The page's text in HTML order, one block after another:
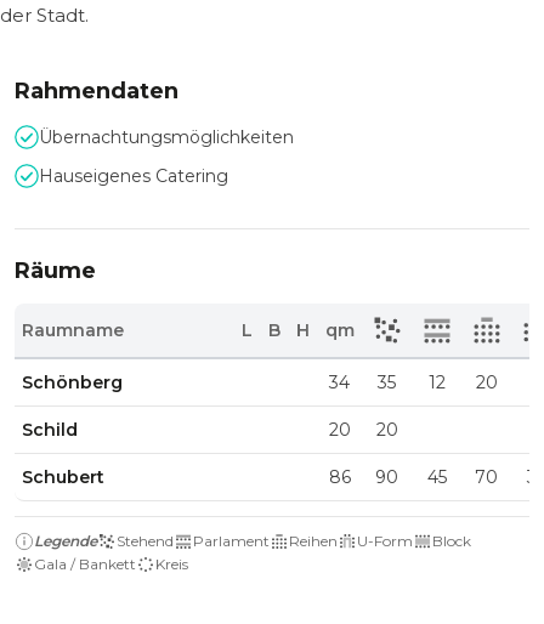
der Stadt.
Rahmendaten
Übernachtungsmöglichkeiten
Hauseigenes Catering
Räume
Raumname L B H qm
Schönberg 34 35 12 20
Schild 20 20
Schubert 86 90 45 70 35
Legende Stehend Parlament Reihen U-Form
Block
Gala / Bankett
Kreis